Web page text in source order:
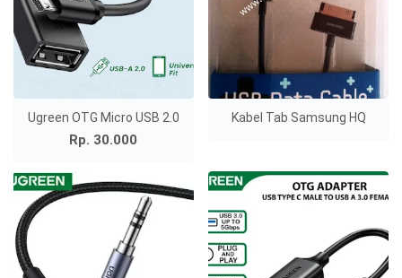
Ugreen OTG Micro USB 2.0
Rp. 30.000
Kabel Tab Samsung HQ